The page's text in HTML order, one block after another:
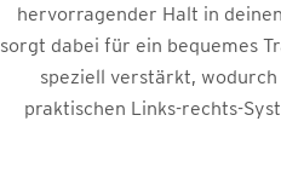
hervorragender Halt in
sorgt dabei für ein bequemes
speziell verstärkt,
praktischen Links-rechts-